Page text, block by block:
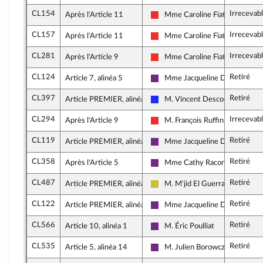
CL154 Après l'Article 11
La France insoumise
Mme Caroline Fiat
CL157 Après l'Article 11
La France insoumise
Mme Caroline Fiat
CL281 Après l'Article 9
La France insoumise
Mme Caroline Fiat
CL124 Article 7, alinéa 5
La République en Marche
Mme Jacqueline Dubois
Retiré
CL397 Article PREMIER, alinéa 28
Les Républicains
M. Vincent DescoeurRetiré
CL294 Après l'Article 9
La France insoumise
M. François Ruffin
CL119 Article PREMIER, alinéa 7
La République en Marche
Mme Jacqueline Dubois
Retiré
CL358 Après l'Article 5
La République en Marche
Mme Cathy Racon-Bouzon
Retiré
CL487 Article PREMIER, alinéa 29
Agir ensemble
M. M'jid El Guerrab Retiré
CL122 Article PREMIER, alinéa 22
La République en Marche
Mme Jacqueline Dubois
Retiré
CL566 Article 10, alinéa 1
La République en Marche
M. Éric Poulliat Retiré
CL535 Article 5, alinéa 14
La République en Marche
M. Julien BorowczykRetiré